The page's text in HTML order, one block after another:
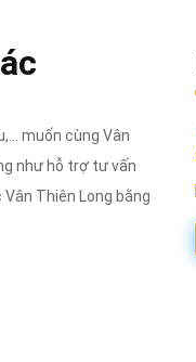
muốn cùng Vân
như hỗ trợ tư vấn
Thiên Long bằng